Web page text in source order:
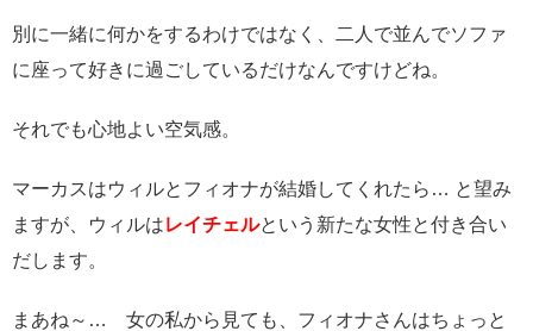
別に一緒に何かをするわけではなく、二人で並んでソファ
に座って好きに過ごしているだけなんですけどね。
それでも心地よい空気感。
マーカスはウィルとフィオナが結婚してくれたら… と望み
ますが、ウィルはレイチェルという新たな女性と付き合い
だします。
まあね～… 女の私から見ても、フィオナさんはちょっと